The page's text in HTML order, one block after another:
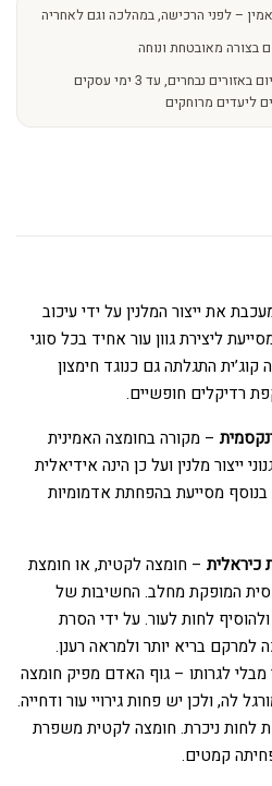
– לפני הרכישה, במהלכה וגם לאחריה
מאובטחת ונוחה
משלוחים מהירים – מהיום להיום באזורים נבחרים, עד 3 ימי עסקים
את ייצור המלנין על ידי עיכוב
ליצירת גוון עור אחיד בכל סוגי
התגלתה גם כנוגד חימצון
רדיקלים חופשיים.
– מקורה בחומצה האמינית
ייצור מלנין ועל כן הינה אידיאלית
בנוסף מסייעת בהפחתת אדמומיות
– חומצה לקטית, או חומצת
המופקת מחלב. החשיבות של
לחות לעור. על ידי הסרת
למרקם בריא יותר ולמראה רענן.
לגרותו – גוף האדם מפיק חומצה
לה, ולכן יש פחות גירויי עור ודחייה.
לחות ניכרת. חומצה לקטית משפרת
קמטים.